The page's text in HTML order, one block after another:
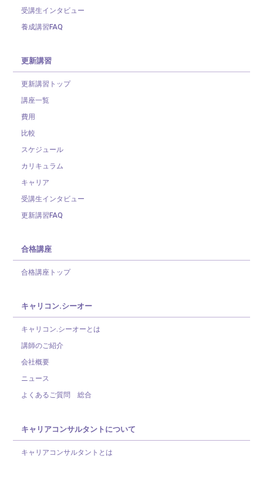
受講生インタビュー
養成講習FAQ
更新講習
更新講習トップ
講座一覧
費用
比較
スケジュール
カリキュラム
キャリア
受講生インタビュー
更新講習FAQ
合格講座
合格講座トップ
キャリコン.シーオー
キャリコン.シーオーとは
講師のご紹介
会社概要
ニュース
よくあるご質問 総合
キャリアコンサルタントについて
キャリアコンサルタントとは